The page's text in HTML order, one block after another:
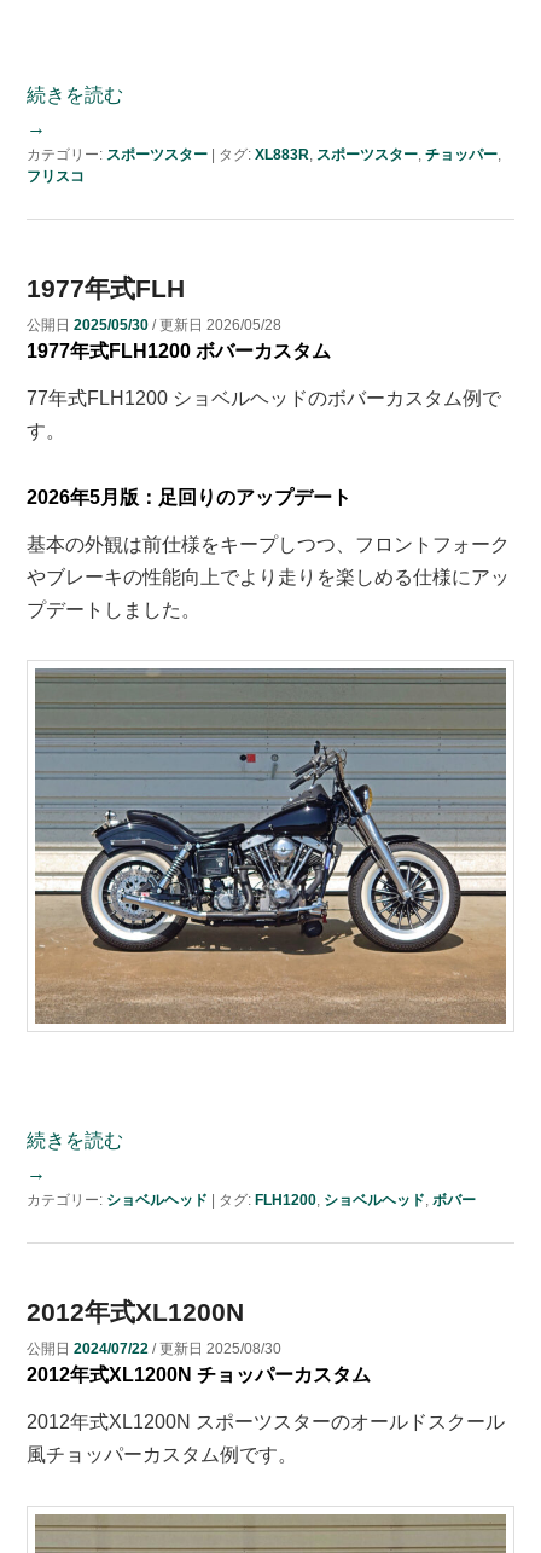
続きを読む
→
カテゴリー: スポーツスター | タグ: XL883R スポーツスター, チョッパー,
フリスコ
1977年式FLH
公開日 2025/05/30/ 更新日 2026/05/28
1977年式FLH1200 ボバーカスタム
77年式FLH1200 ショベルヘッドのボバーカスタム例で
す。
2026年5月版：足回りのアップデート
基本の外観は前仕様をキープしつつ、フロントフォーク
やブレーキの性能向上でより走りを楽しめる仕様にアッ
プデートしました。
続きを読む
→
カテゴリー: ショベルヘッド | タグ: FLH1200, ショベルヘッド ボバー
2012年式XL1200N
公開日 2024/07/22 / 更新日 2025/08/30
2012年式XL1200N チョッパーカスタム
2012年式XL1200N スポーツスターのオールドスクール
風チョッパーカスタム例です。